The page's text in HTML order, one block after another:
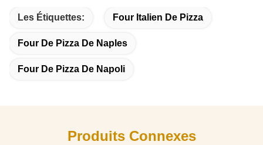
Les Étiquettes: Four Italien De Pizza
Four De Pizza De Naples
Four De Pizza De Napoli
Produits Connexes